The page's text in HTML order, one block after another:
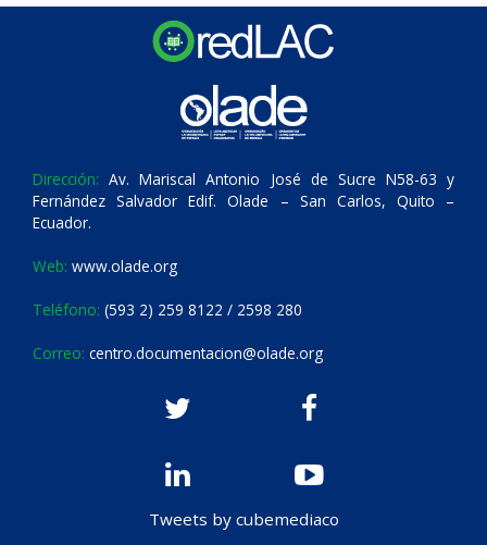
Dirección: Av. Mariscal Antonio José de Sucre N58-63 y
Fernández Salvador Edif. Olade – San Carlos, Quito –
Ecuador.
Web: www.olade.org
Teléfono: (593 2) 259 8122 / 2598 280
Correo: centro.documentacion@olade.org
Tweets by cubemediaco